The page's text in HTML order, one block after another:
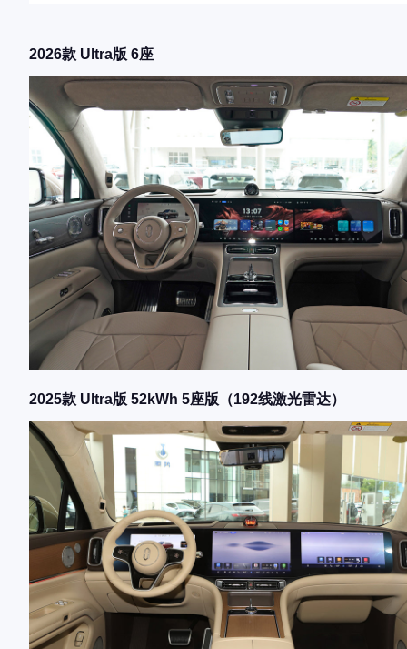
2026款 Ultra版 6座
2025款 Ultra版 52kWh 5座版（192线激光雷达）